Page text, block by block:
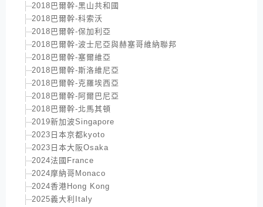
2018巴爾幹-黑山共和國
2018巴爾幹-科索沃
2018巴爾幹-保加利亞
2018巴爾幹-波士尼亞與赫塞哥維納聯邦
2018巴爾幹-塞爾維亞
2018巴爾幹-斯洛維尼亞
2018巴爾幹-克羅埃西亞
2018巴爾幹-阿爾巴尼亞
2018巴爾幹-北馬其頓
2019新加波Singapore
2023日本京都kyoto
2023日本大阪Osaka
2024法國France
2024摩納哥Monaco
2024香港Hong Kong
2025義大利Italy